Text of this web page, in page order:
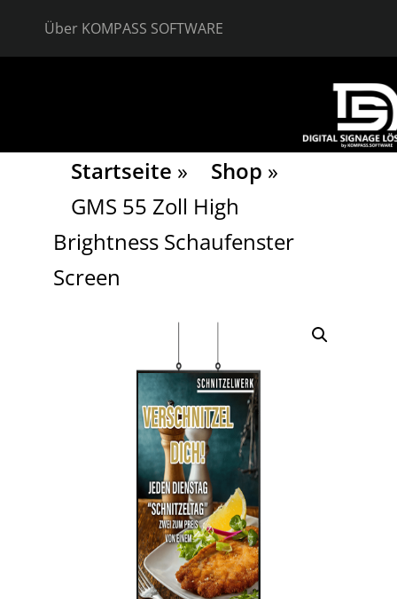
Über KOMPASS SOFTWARE
Startseite » Shop »
GMS 55 Zoll High
Brightness Schaufenster
Screen